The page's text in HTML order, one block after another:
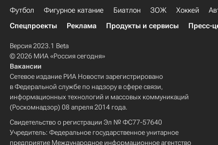
Футбол Фигурное катание Биатлон ЗОЖ Хоккей
Спецпроекты
Реклама Продукты и сервисы Пресс-
Версия 2023.1 Beta
© 2026 МИА «Россия сегодня»
Вакансии
Сетевое издание РИА Новости зарегистрировано
в Федеральной службе по надзору в сфере связи,
информационных технологий и массовых коммуникаций
(Роскомнадзор) 08 апреля 2014 года.
Свидетельство о регистрации Эл № ФС77-57640
Учредитель: Федеральное государственное унитарное
предприятие Международное информационное агентство